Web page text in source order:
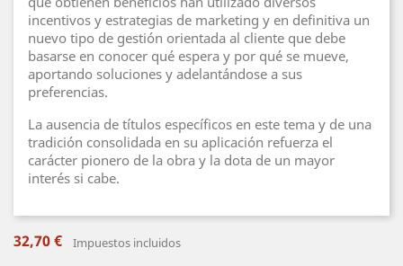
incentivos y estrategias de marketing y en definitiva un
nuevo tipo de gestión orientada al cliente que debe
basarse en conocer qué espera y por qué se mueve,
aportando soluciones y adelantándose a sus
preferencias.
La ausencia de títulos específicos en este tema y de una
tradición consolidada en su aplicación refuerza el
carácter pionero de la obra y la dota de un mayor
interés si cabe.
32,70 € Impuestos incluidos